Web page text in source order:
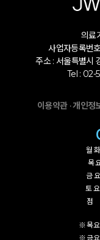
의료
사업자등록번
주소 : 서울특별시
Tel : 02-
이용약관·개인정
월
목
금
토
점
※ 목요
※ 금요